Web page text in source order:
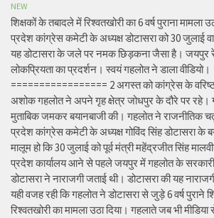
NEW
शिक्षकों के तबादले में रिश्वतखोरी का 6 वर्ष पुराना मामला
प्रदेश कांग्रेस कमेटी के अध्यक्ष डोटासरा को 30 जुलाई
यह डोटासरा के जले पर नमक छिड़कना जैसा है। जयपुर
लोकप्रियता का प्रदर्शन। स्वयं गहलोत ने डाला वीडियो।
================= 2 अगस्त को कांग्रेस के
अशोक गहलोत ने अपने गृह क्षेत्र जोधपुर के दौरे पर
मुताबिक जमकर बयानबाजी की। गहलोत ने राजनीतिक
प्रदेश कांग्रेस कमेटी के अध्यक्ष गोविंद सिंह डोटासरा के
मालूम हो कि 30 जुलाई को पूर्व मंत्री महेंद्रजीत सिंह
प्रदेश कार्यालय आने से पहले जयपुर में गहलोत के
डोटासरा ने नाराजगी जताई थी। डोटासरा की यह
यही वजह रही कि गहलोत ने डोटासरा से जुड़े 6 वर्ष पुराने
रिश्वतखोरी का मामला उठा दिया। गहलाते जब भी